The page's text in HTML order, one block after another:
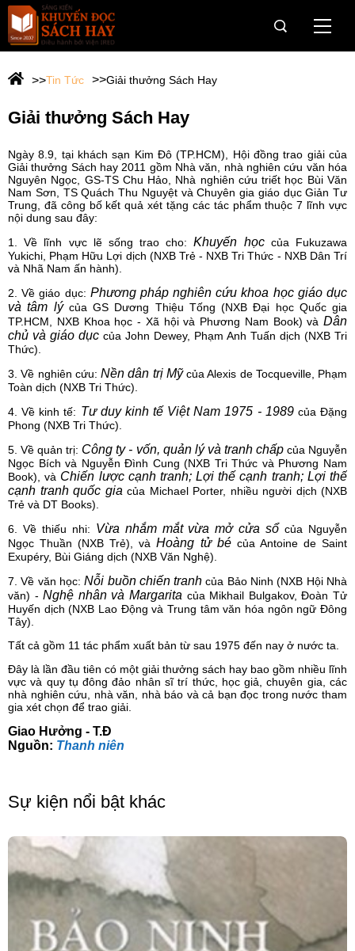
Trang Chủ
OneBook
Câu chuyện dân trí cho vùng khó
Hành trình Onebook
Tài trợ
Web Viện IRED
Tin Tức Giải thưởng Sách Hay
Giải thưởng Sách Hay
Ngày 8.9, tại khách sạn Kim Đô (TP.HCM), Hội đồng trao giải của
Giải thưởng Sách hay 2011 gồm Nhà văn, nhà nghiên cứu văn hóa
Nguyên Ngọc, GS-TS Chu Hảo, Nhà nghiên cứu triết học Bùi Văn
Nam Sơn, TS Quách Thu Nguyệt và Chuyên gia giáo dục Giản Tư
Trung, đã công bố kết quả xét tặng các tác phẩm thuộc 7 lĩnh vực
nội dung sau đây:
1. Về lĩnh vực lẽ sống trao cho:Khuyến họccủa Fukuzawa
Yukichi, Phạm Hữu Lợi dịch (NXB Trẻ - NXB Tri Thức - NXB Dân Trí
và Nhã Nam ấn hành).
2. Về giáo dục: Phương pháp nghiên cứu khoa học giáo dục
và tâm lýcủa GS Dương Thiệu Tống (NXB Đại học Quốc gia
TP.HCM, NXB Khoa học - Xã hội và Phương Nam Book) và Dân
chủ và giáo dục của John Dewey, Phạm Anh Tuấn dịch (NXB Tri
Thức).
3. Về nghiên cứu: Nền dân trị Mỹcủa Alexis de Tocqueville, Phạm
Toàn dịch (NXB Tri Thức).
4. Về kinh tế: Tư duy kinh tế Việt Nam 1975 - 1989của Đặng
Phong (NXB Tri Thức).
5. Về quản trị: Công ty - vốn, quản lý và tranh chấpcủa Nguyễn
Ngọc Bích và Nguyễn Đình Cung (NXB Tri Thức và Phương Nam
Book), và Chiến lược cạnh tranh; Lợi thế cạnh tranh; Lợi thế
cạnh tranh quốc gia của Michael Porter, nhiều người dịch (NXB
Trẻ và DT Books).
6. Về thiếu nhi: Vừa nhắm mắt vừa mở cửa sổ của Nguyễn
Ngọc Thuần (NXB Trẻ), vàHoàng tử bécủa Antoine de Saint
Exupéry, Bùi Giáng dịch (NXB Văn Nghệ).
7. Về văn học:Nỗi buồn chiến tranh của Bảo Ninh (NXB Hội Nhà
văn) -Nghệ nhân và Margarita của Mikhail Bulgakov, Đoàn Tử
Huyến dịch (NXB Lao Động và Trung tâm văn hóa ngôn ngữ Đông
Tây).
Tất cả gồm 11 tác phẩm xuất bản từ sau 1975 đến nay ở nước ta.
Đây là lần đầu tiên có một giải thưởng sách hay bao gồm nhiều lĩnh
vực và quy tụ đông đảo nhân sĩ trí thức, học giả, chuyên gia, các
nhà nghiên cứu, nhà văn, nhà báo và cả bạn đọc trong nước tham
gia xét chọn để trao giải.
Giao Hưởng - T.Đ
Nguồn: Thanh niên
Sự kiện nổi bật khác